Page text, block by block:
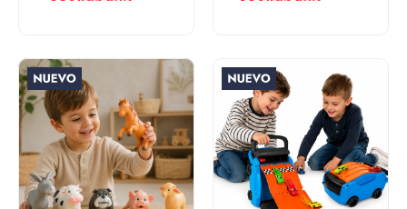
Gift cards
Nuevos
Sale